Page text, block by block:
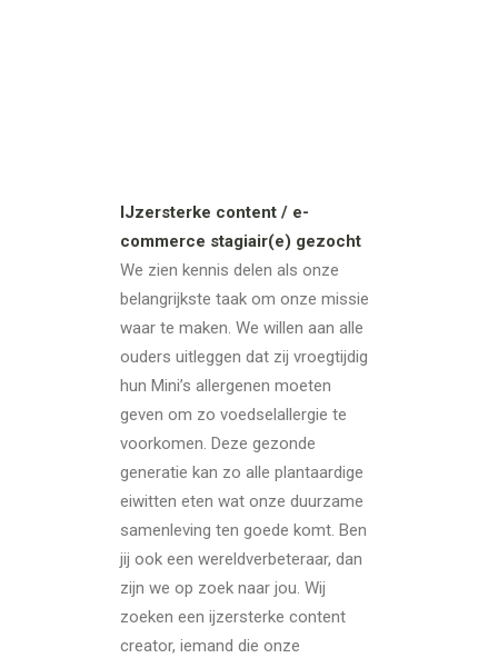
IJzersterke content / e-
commerce stagiair(e) gezocht
We zien kennis delen als onze
belangrijkste taak om onze missie
waar te maken. We willen aan alle
ouders uitleggen dat zij vroegtijdig
hun Mini’s allergenen moeten
geven om zo voedselallergie te
voorkomen. Deze gezonde
generatie kan zo alle plantaardige
eiwitten eten wat onze duurzame
samenleving ten goede komt. Ben
jij ook een wereldverbeteraar, dan
zijn we op zoek naar jou. Wij
zoeken een ijzersterke content
creator, iemand die onze